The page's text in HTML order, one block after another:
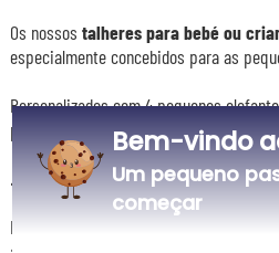
Os nossos talheres para bebé ou
especialmente concebidos para as
Personalizados com 4 pequenos
perfeitos para oferecer a uma criança
👶🏼Idade recomendada
Para os pequenos gastrónomos que
Bem-vindo
Um pequeno
começar